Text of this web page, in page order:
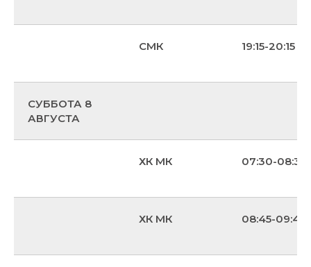
СМК 19:15-20:15
СУББОТА 8
АВГУСТА
ХК МК 07:30-08:30
ХК МК 08:45-09:45